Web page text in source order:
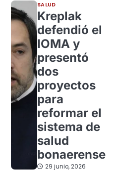
SALUD
Kreplak
defendió el
IOMA y
presentó
dos
proyectos
para
reformar el
sistema de
salud
bonaerense
29 junio, 2026